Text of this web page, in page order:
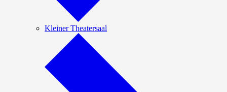
Kleiner Theatersaal